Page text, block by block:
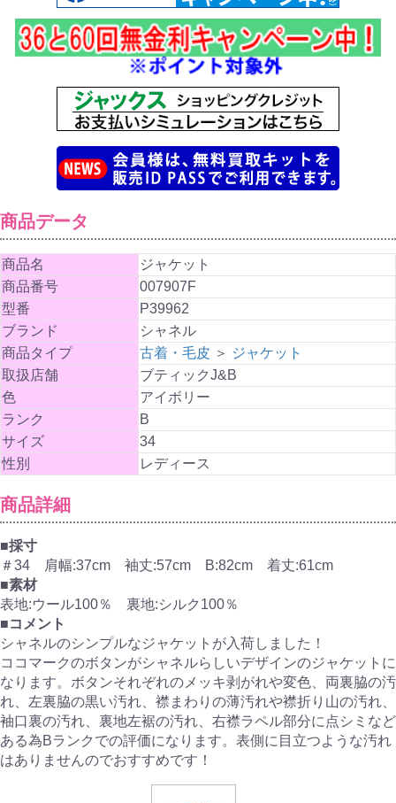
商品データ
商品名
ジャケット
商品番号
007907F
型番
P39962
ブランド
シャネル
商品タイプ
古着・毛皮 ＞ ジャケット
取扱店舗
ブティックJ&B
色
アイボリー
ランク
B
サイズ
34
性別
レディース
商品詳細
■採寸
＃34 肩幅:37cm 袖丈:57cm B:82cm 着丈:61cm
■素材
表地:ウール100％ 裏地:シルク100％
■コメント
シャネルのシンプルなジャケットが入荷しました！
ココマークのボタンがシャネルらしいデザインのジャケットに
なります。ボタンそれぞれのメッキ剥がれや変色、両裏脇の汚
れ、左裏脇の黒い汚れ、襟まわりの薄汚れや襟折り山の汚れ、
袖口裏の汚れ、裏地左裾の汚れ、右襟ラペル部分に点シミなど
ある為Bランクでの評価になります。表側に目立つような汚れ
はありませんのでおすすめです！